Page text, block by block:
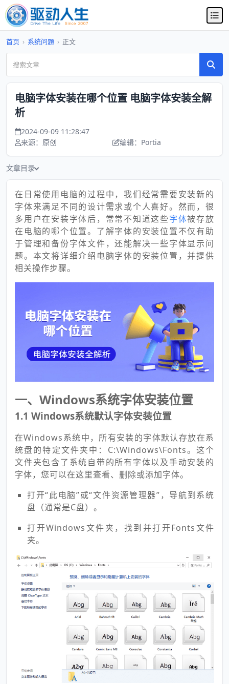
首页 › 系统问题 › 正文
电脑字体安装在哪个位置 电脑字体安装全解
析
2024-09-09 11:28:47
来源：原创
编辑：Portia
文章目录
在日常使用电脑的过程中，我们经常需要安装新的
字体来满足不同的设计需求或个人喜好。然而，很
多用户在安装字体后，常常不知道这些字体被存放
在电脑的哪个位置。了解字体的安装位置不仅有助
于管理和备份字体文件，还能解决一些字体显示问
题。本文将详细介绍电脑字体的安装位置，并提供
相关操作步骤。
一、Windows系统字体安装位置
1.1 Windows系统默认字体安装位置
在Windows系统中，所有安装的字体默认存放在系
统盘的特定文件夹中：C:\Windows\Fonts。这个
文件夹包含了系统自带的所有字体以及手动安装的
字体，您可以在这里查看、删除或添加字体。
打开“此电脑”或“文件资源管理器”，导航到系统
盘（通常是C盘）。
打开Windows文件夹，找到并打开Fonts文件
夹。